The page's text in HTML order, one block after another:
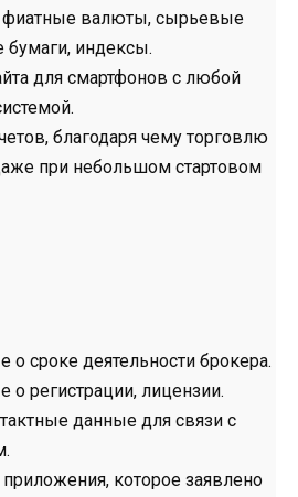
фиатные валюты, сырьевые
индексы.
для смартфонов с любой
благодаря чему торговлю
при небольшом стартовом
сроке деятельности брокера.
регистрации, лицензии.
данные для связи с
которое заявлено